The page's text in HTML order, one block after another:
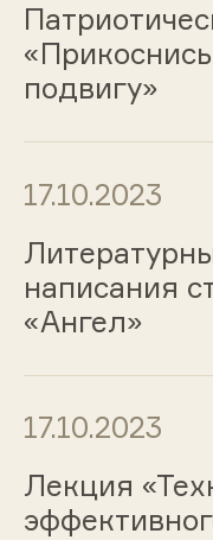
подвигу»
17.10.2023
написания
«Ангел»
17.10.2023
Лекция